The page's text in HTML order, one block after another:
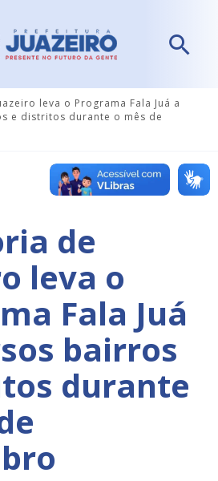
leva o Programa Fala Juá a
e distritos durante o mês de
de
leva o
Fala Juá
bairros
durante